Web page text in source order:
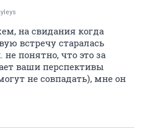
на свидания когда
встречу старалась
не понятно, что это за
ваши перспективы
не совпадать), мне он